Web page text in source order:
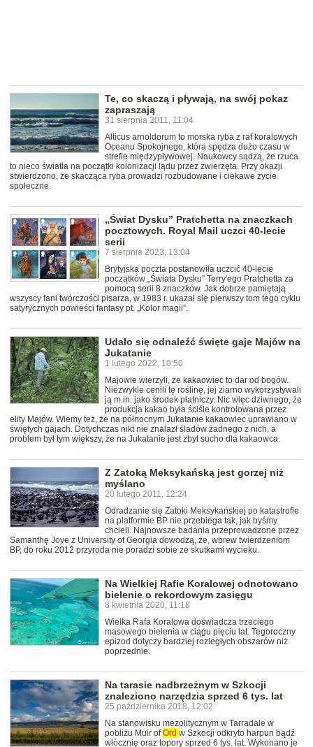
Te, co skaczą i pływają, na swój pokaz
zapraszają
31 sierpnia 2011, 11:04
Alticus arnoldorum to morska ryba z raf koralowych
Oceanu Spokojnego, która spędza dużo czasu w
strefie międzypływowej. Naukowcy sądzą, że rzuca
to nieco światła na początki kolonizacji lądu przez zwierzęta. Przy okazji
stwierdzono, że skacząca ryba prowadzi rozbudowane i ciekawe życie
społeczne.
„Świat Dysku” Pratchetta na znaczkach
pocztowych. Royal Mail uczci 40-lecie
serii
7 sierpnia 2023, 13:04
Brytyjska poczta postanowiła uczcić 40-lecie
początków „Świata Dysku” Terry'ego Pratchetta za
pomocą serii 8 znaczków. Jak dobrze pamiętają
wszyscy fani twórczości pisarza, w 1983 r. ukazał się pierwszy tom tego cyklu
satyrycznych powieści fantasy pt. „Kolor magii”.
Udało się odnaleźć święte gaje Majów na
Jukatanie
1 lutego 2022, 10:50
Majowie wierzyli, że kakaowiec to dar od bogów.
Niezwykle cenili tę roślinę, jej ziarno wykorzystywali
ją m.in. jako środek płatniczy. Nic więc dziwnego, że
produkcja kakao była ściśle kontrolowana przez
elity Majów. Wiemy też, że na północnym Jukatanie kakaowiec uprawiano w
świętych gajach. Dotychczas nikt nie znalazł śladów żadnego z nich, a
problem był tym większy, że na Jukatanie jest zbyt sucho dla kakaowca.
Z Zatoką Meksykańską jest gorzej niż
myślano
20 lutego 2011, 12:24
Odradzanie się Zatoki Meksykańskiej po katastrofie
na platformie BP nie przebiega tak, jak byśmy
chcieli. Najnowsze badania przeprowadzone przez
Samanthę Joye z University of Georgia dowodzą, że, wbrew twierdzeniom
BP, do roku 2012 przyroda nie poradzi sobie ze skutkami wycieku.
Na Wielkiej Rafie Koralowej odnotowano
bielenie o rekordowym zasięgu
8 kwietnia 2020, 11:18
Wielka Rafa Koralowa doświadcza trzeciego
masowego bielenia w ciągu pięciu lat. Tegoroczny
epizod dotyczy bardziej rozległych obszarów niż
poprzednie.
Na tarasie nadbrzeżnym w Szkocji
znaleziono narzędzia sprzed 6 tys. lat
25 października 2018, 12:02
Na stanowisku mezolitycznym w Tarradale w
pobliżu Muir ofOrd w Szkocji odkryto harpun bądź
włócznię oraz topory sprzed 6 tys. lat. Wykonano je